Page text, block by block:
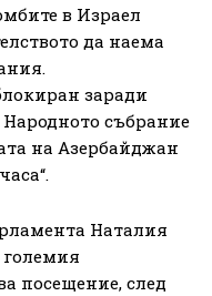
в Израел
да наема
заради
Народното събрание
на Азербайджан
Наталия
големия
посещение, след